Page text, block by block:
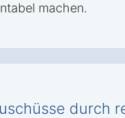
machen.
durch